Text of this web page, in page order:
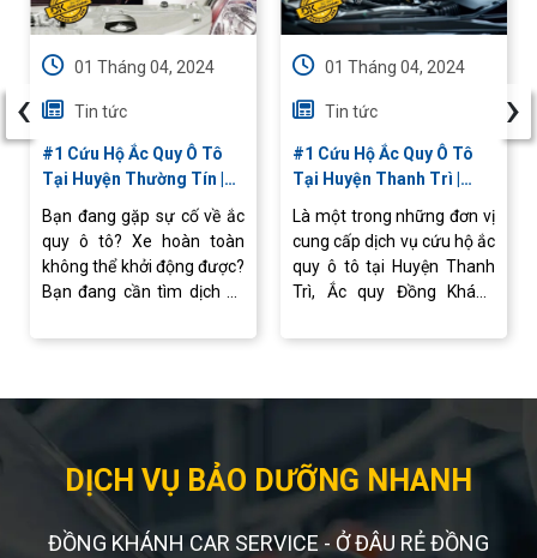
01 Tháng 04, 2024
Tin tức
#1 Cứu Hộ Ắc Quy Ô Tô
Tại Huyện Thường Tín |
Chuyên Nghiệp, Giá Tốt
Bạn đang gặp sự cố về ắc
quy ô tô? Xe hoàn toàn
không thể khởi động được?
Bạn đang cần tìm dịch vụ
Huyện Thường Tín?
01 Tháng 04, 2024
Tin tức
#1 Cứu Hộ Ắc Quy Ô Tô
Tại Huyện Thanh Trì |
24/24 Nhanh Chóng,
Chuyên Nghiệp
Là một trong những đơn vị
cung cấp dịch vụ cứu hộ ắc
quy ô tô tại Huyện Thanh
Trì, Ắc quy Đồng Khánh
dịch vụ chất lượng cao.
‹ ›
DỊCH VỤ BẢO DƯỠNG NHANH
ĐỒNG KHÁNH CAR SERVICE - Ở ĐÂU RẺ ĐỒNG